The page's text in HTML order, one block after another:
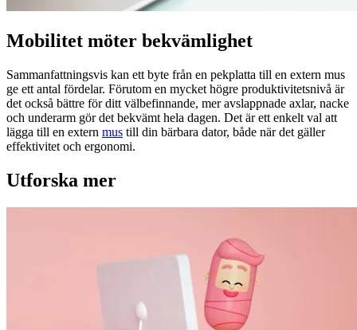
Mobilitet möter bekvämlighet
Sammanfattningsvis kan ett byte från en pekplatta till en extern mus
ge ett antal fördelar. Förutom en mycket högre produktivitetsnivå är
det också bättre för ditt välbefinnande, mer avslappnade axlar, nacke
och underarm gör det bekvämt hela dagen. Det är ett enkelt val att
lägga till en extern mus till din bärbara dator, både när det gäller
effektivitet och ergonomi.
Utforska mer